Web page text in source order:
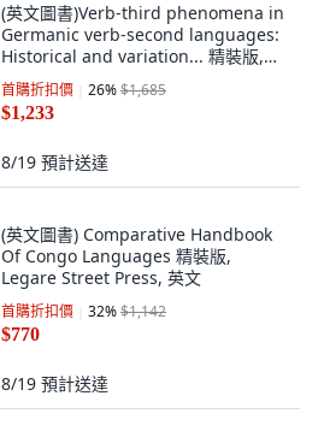
(英文圖書)Verb-third phenomena in
Germanic verb-second languages:
Historical and variation... 精裝版,
Language Science Press, 英文
首購折扣價 26%$1,685
$1,233
8/19 預計送達
(英文圖書) Comparative Handbook
Of Congo Languages 精裝版,
Legare Street Press, 英文
首購折扣價 32%$1,142
$770
8/19 預計送達